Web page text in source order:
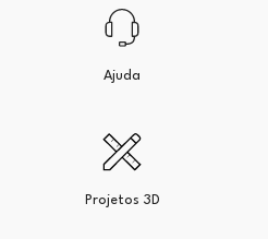
Ajuda
Projetos 3D